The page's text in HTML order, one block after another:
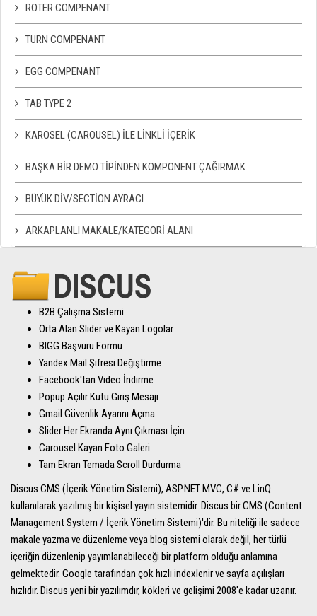
ROTER COMPENANT
TURN COMPENANT
EGG COMPENANT
TAB TYPE 2
KAROSEL (CAROUSEL) ILE LINKLI İÇERIK
BAŞKA BIR DEMO TIPINDEN KOMPONENT ÇAĞIRMAK
BÜYÜK DIV/SECTION AYRACI
ARKAPLANLI MAKALE/KATEGORI ALANI
B2B Çalışma Sistemi
Orta Alan Slider ve Kayan Logolar
BIGG Başvuru Formu
Yandex Mail Şifresi Değiştirme
Facebook'tan Video İndirme
Popup Açılır Kutu Giriş Mesajı
Gmail Güvenlik Ayarını Açma
Slider Her Ekranda Aynı Çıkması İçin
Carousel Kayan Foto Galeri
Tam Ekran Temada Scroll Durdurma
Discus CMS (İçerik Yönetim Sistemi), ASP.NET MVC, C# ve LinQ
kullanılarak yazılmış bir kişisel yayın sistemidir. Discus bir CMS (Content
Management System / İçerik Yönetim Sistemi)'dir. Bu niteliği ile sadece
makale yazma ve düzenleme veya blog sistemi olarak değil, her türlü
içeriğin düzenlenip yayımlanabileceği bir platform olduğu anlamına
gelmektedir. Google tarafından çok hızlı indexlenir ve sayfa açılışları
hızlıdır. Discus yeni bir yazılımdır, kökleri ve gelişimi 2008'e kadar uzanır.